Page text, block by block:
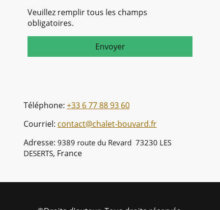
Veuillez remplir tous les champs
obligatoires.
Envoyer
Téléphone: +33 6 77 88 93 60
Courriel: contact@chalet-bouvard.fr
Adresse: 9389 route du Revard 73230 LES
DESERTS, France